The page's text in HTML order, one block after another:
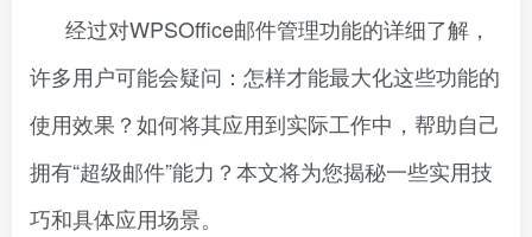
经过对WPSOffice邮件管理功能的详细了解，
许多用户可能会疑问：怎样才能最大化这些功能的
使用效果？如何将其应用到实际工作中，帮助自己
拥有“超级邮件”能力？本文将为您揭秘一些实用技
巧和具体应用场景。